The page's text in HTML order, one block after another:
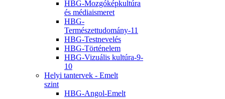
HBG-Mozgóképkultúra
és médiaismeret
HBG-
Természettudomány-11
HBG-Testnevelés
HBG-Történelem
HBG-Vizuális kultúra-9-
10
Helyi tantervek - Emelt
szint
HBG-Angol-Emelt